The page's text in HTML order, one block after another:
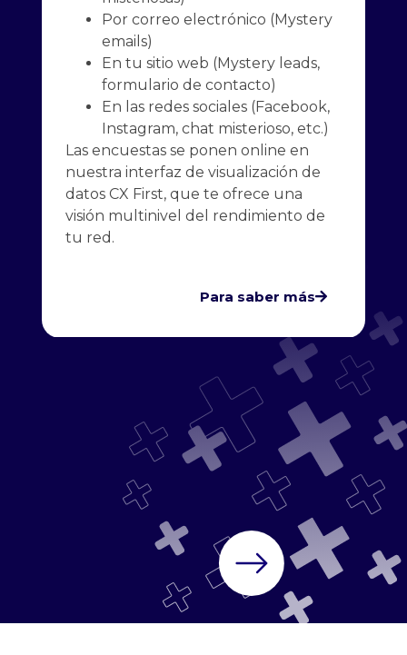
Por correo electrónico (Mystery
emails)
En tu sitio web (Mystery leads,
formulario de contacto)
En las redes sociales (Facebook,
Instagram, chat misterioso, etc.)
Las encuestas se ponen online en
nuestra interfaz de visualización de
datos CX First, que te ofrece una
visión multinivel del rendimiento de
tu red.
Para saber más